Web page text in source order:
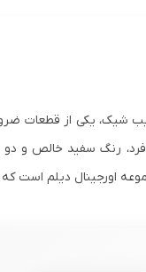
شیک، یکی از قطعات
اورجینال دیلم است